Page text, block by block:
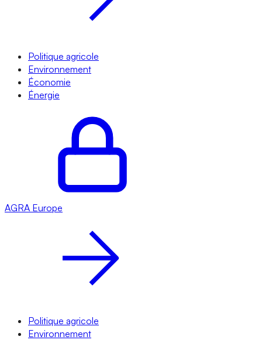
Politique agricole
Environnement
Économie
Énergie
AGRA Europe
Politique agricole
Environnement